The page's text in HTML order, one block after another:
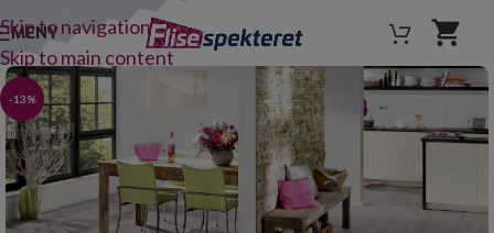
Skip to navigation
Skip to main content
MENY
-13%